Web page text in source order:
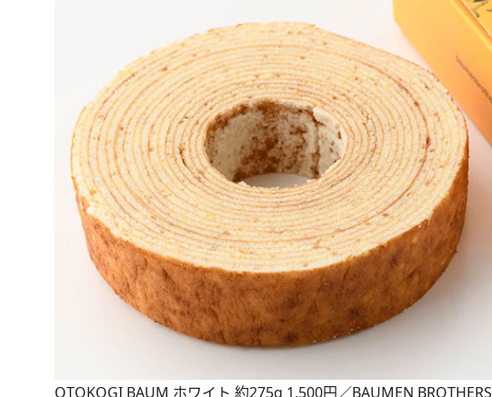
OTOKOGI BAUM ホワイト 約275g 1,500円／BAUMEN BROTHERS